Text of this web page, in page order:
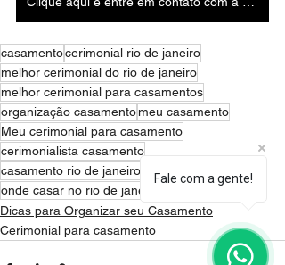
casamentocerimonial rio de janeiro
melhor cerimonial do rio de janeiro
melhor cerimonial para casamentos
organização casamentomeu casamento
Meu cerimonial para casamento
cerimonialista casamento
casamento rio de janeiro
onde casar no rio de janeiro
Dicas para Organizar seu Casamento
Cerimonial para casamento
Fale com a gente!